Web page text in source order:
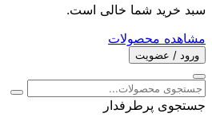
سبد خرید شما خالی است.
مشاهده محصولات
ورود / عضویت
جستجوی پرطرفدار